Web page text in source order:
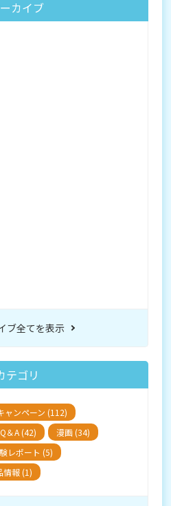
カイブ
ブ全てを表示
テゴリ
ャンペーン (112)
Q＆A (42)
漫画 (34)
レポート (5)
情報 (1)